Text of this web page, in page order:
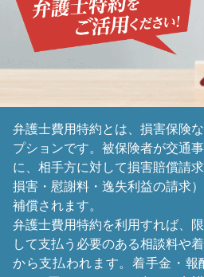
弁護士費用特約とは、損害保険
プションです。被保険者が交通
に、相手方に対して損害賠償請
損害・慰謝料・逸失利益の請求
補償されます。
弁護士費用特約を利用すれば、
して支払う必要のある相談料や
から支払われます。着手金・報